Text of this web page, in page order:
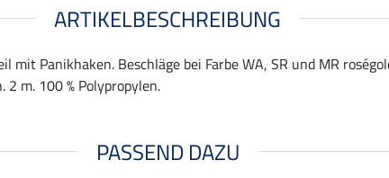
ARTIKELBESCHREIBUNG
Panikhaken. Beschläge bei Farbe WA, SR und MR
2 m. 100 % Polypropylen.
PASSEND DAZU